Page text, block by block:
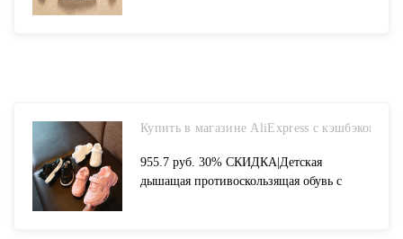
Купить в магазине AliExpress с кэшбэком
955.7 руб. 30% СКИДКА|Детская
дышащая противоскользящая обувь с